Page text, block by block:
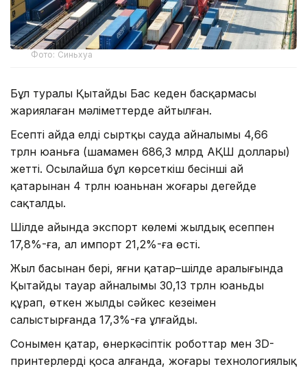
Фото: Синьхуа
Бұл туралы Қытайдың Бас кеден басқармасы
жариялаған мәліметтерде айтылған.
Есепті айда елдің сыртқы сауда айналымы 4,66
трлн юаньға (шамамен 686,3 млрд АҚШ доллары)
жетті. Осылайша бұл көрсеткіш бесінші ай
қатарынан 4 трлн юаньнан жоғары деңгейде
сақталды.
Шілде айында экспорт көлемі жылдық есеппен
17,8%-ға, ал импорт 21,2%-ға өсті.
Жыл басынан бері, яғни қаңтар–шілде аралығында
Қытайдың тауар айналымы 30,13 трлн юаньды
құрап, өткен жылдың сәйкес кезеңімен
салыстырғанда 17,3%-ға ұлғайды.
Сонымен қатар, өнеркәсіптік роботтар мен 3D-
принтерлерді қоса алғанда, жоғары технологиялық